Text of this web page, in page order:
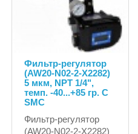
Фильтр-регулятор
(AW20-N02-2-X2282)
5 мкм, NPT 1/4",
темп. -40...+85 гр. С
SMC
Фильтр-регулятор
(AW20-N02-2-X2282)